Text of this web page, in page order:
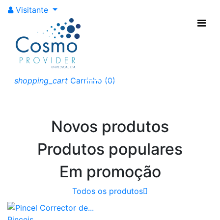
Visitante
shopping_cart Carrinho (0)
Somos especialistas
em produtos de
cutelaria para
Novos produtos
Produtos populares
Em promoção
Todos os produtos